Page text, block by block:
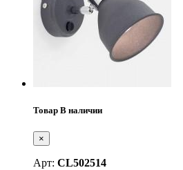
Товар В наличии
×
Арт: CL502514